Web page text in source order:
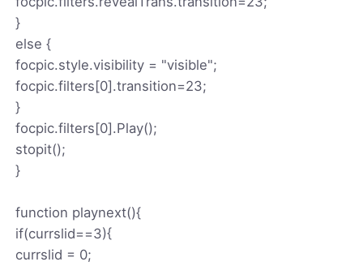
}
else {
focpic.style.visibility = "visible";
focpic.filters[0].transition=23;
}
focpic.filters[0].Play();
stopit();
}
function playnext(){
if(currslid==3){
currslid = 0;